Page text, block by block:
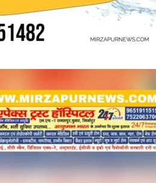
Today
Hindi